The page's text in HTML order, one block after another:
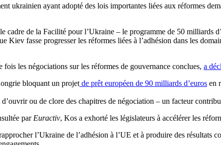
ukrainien ayant adopté des lois importantes liées aux réformes
de la Facilité pour l’Ukraine – le programme de 50 milliards
fasse progresser les réformes liées à l’adhésion dans les
les négociations sur les réformes de gouvernance conclues, a
bloquant un projet de prêt européen de 90 milliards d’euros en
d’ouvrir ou de clore des chapitres de négociation – un facteur
par Euractiv, Kos a exhorté les législateurs à accélérer les
l’Ukraine de l’adhésion à l’UE et à produire des résultats